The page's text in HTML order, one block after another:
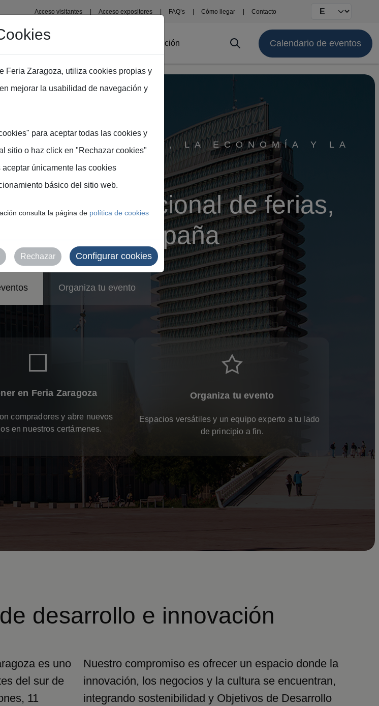
Acceso visitantes Acceso expositores FAQ’s Cómo llegar Contacto Select your
Institución Calendario de eventos
LA INNOVACIÓN, LA ECONOMÍA Y LA
internacional de ferias,
en España
Organiza tu evento
en Feria Zaragoza
compradores y abre nuevos
en nuestros certámenes.
Organiza tu evento
Espacios versátiles y un equipo experto a tu lado
de principio a fin.
desarrollo e innovación
es uno
del sur de
11
Nuestro compromiso es ofrecer un espacio donde la
innovación, los negocios y la cultura se encuentran,
integrando sostenibilidad y Objetivos de Desarrollo
Feria Zaragoza, utiliza cookies propias y
mejorar la usabilidad de navegación y
para aceptar todas las cookies y
sitio o haz click en "Rechazar cookies"
únicamente las cookies
básico del sitio web.
consulta la página de política de cookies
Rechazar Configurar cookies